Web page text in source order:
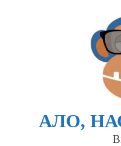
АЛО,